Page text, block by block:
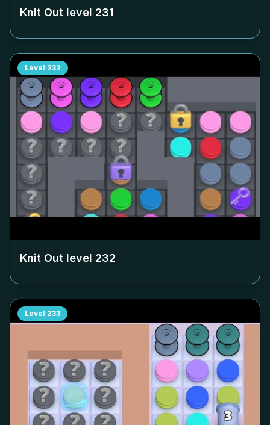
Knit Out level 231
Level 232
Knit Out level 232
Level 233